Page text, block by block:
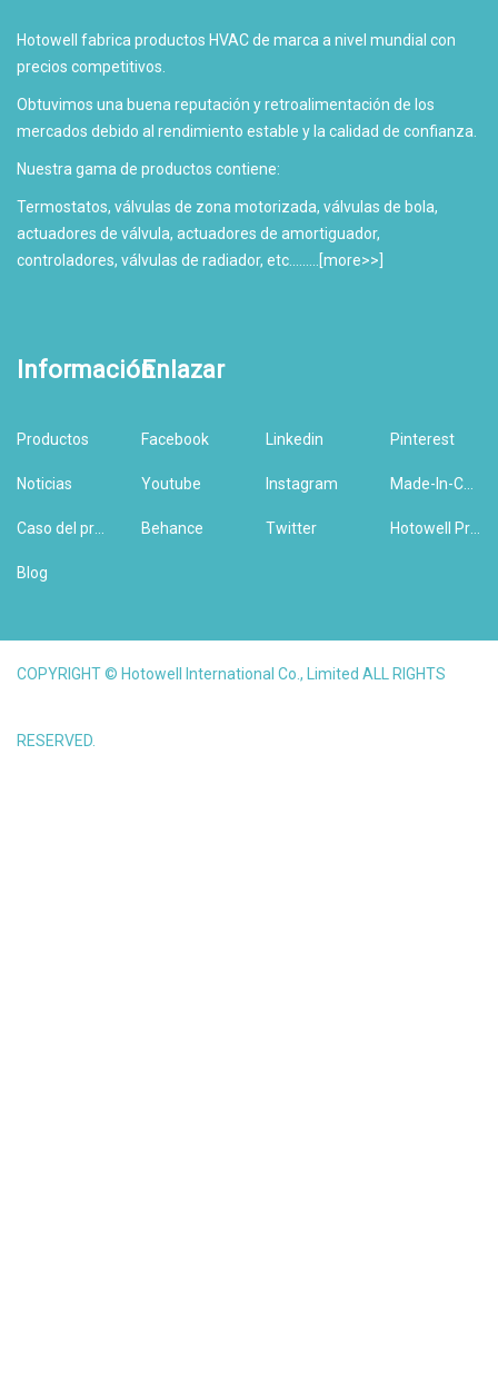
Hotowell fabrica productos HVAC de marca a nivel mundial con
precios competitivos.
Obtuvimos una buena reputación y retroalimentación de los
mercados debido al rendimiento estable y la calidad de confianza.
Nuestra gama de productos contiene:
Termostatos, válvulas de zona motorizada, válvulas de bola,
actuadores de válvula, actuadores de amortiguador,
controladores, válvulas de radiador, etc.........[more>>
Información
Productos
Noticias
Blog
Enlazar
Facebook Linkedin Pinterest
Youtube Instagram
Behance Twitter
COPYRIGHT © Hotowell International Co., Limited ALL RIGHTS
RESERVED.